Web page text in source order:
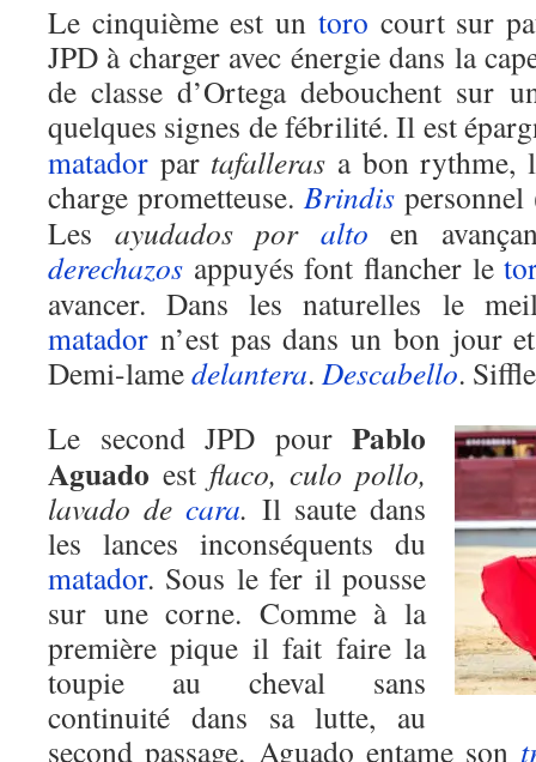
Le cinquième est un toro court sur
JPD à charger avec énergie dans la
de classe d’Ortega debouchent sur
quelques signes de fébrilité. Il est
matador par tafalleras a bon rythme,
charge prometteuse. Brindis
Les ayudados por alto en
derechazos appuyés font flancher le
avancer. Dans les naturelles le
matador n’est pas dans un bon jour
Demi-lamedelantera. Descabello.
Le second JPD pour Pablo
Aguado est flaco, culo pollo,
lavado decara. Il saute dans
les lances inconséquents du
matador. Sous le fer il pousse
sur une corne. Comme à la
première pique il fait faire la
toupie au cheval sans
continuité dans sa lutte, au
second passage. Aguado entame son